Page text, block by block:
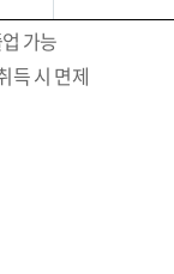
가능
득 시 면제